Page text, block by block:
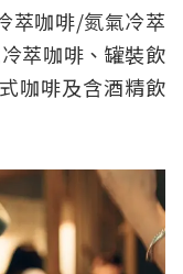
萃咖啡/氮氣冷萃
萃咖啡、罐裝飲
咖啡及含酒精飲